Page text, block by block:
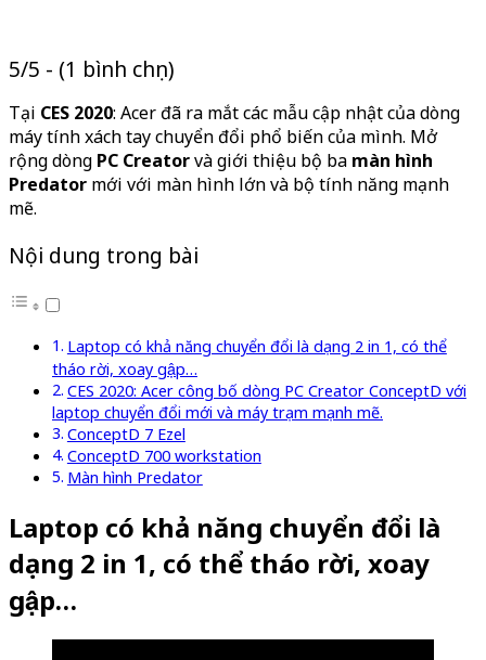
5/5 - (1 bình chọn)
Tại CES 2020: Acer đã ra mắt các mẫu cập nhật của dòng
máy tính xách tay chuyển đổi phổ biến của mình. Mở
rộng dòng PC Creatorvà giới thiệu bộ ba màn hình
Predator mới với màn hình lớn và bộ tính năng mạnh
mẽ.
Nội dung trong bài
Laptop có khả năng chuyển đổi là dạng 2 in 1, có thể
tháo rời, xoay gập…
CES 2020: Acer công bố dòng PC Creator ConceptD với
laptop chuyển đổi mới và máy trạm mạnh mẽ.
ConceptD 7 Ezel
ConceptD 700 workstation
Màn hình Predator
Laptop có khả năng chuyển đổi là
dạng 2 in 1, có thể tháo rời, xoay
gập…